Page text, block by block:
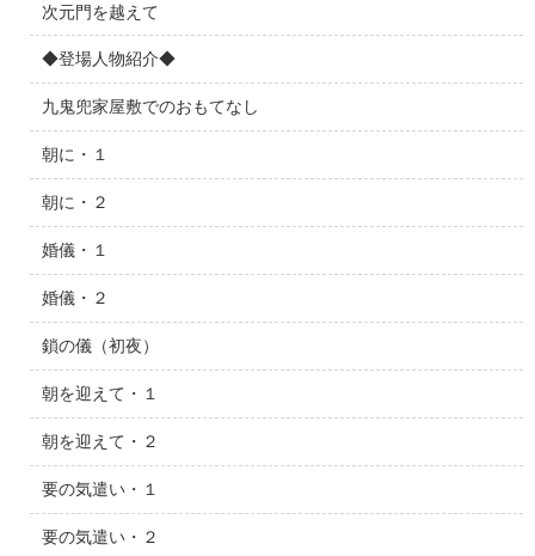
次元門を越えて
◆登場人物紹介◆
九鬼兜家屋敷でのおもてなし
朝に・１
朝に・２
婚儀・１
婚儀・２
鎖の儀（初夜）
朝を迎えて・１
朝を迎えて・２
要の気遣い・１
要の気遣い・２